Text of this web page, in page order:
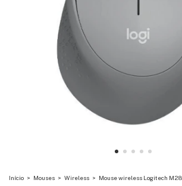
Início > Mouses > Wireless > Mouse wireless Logitech